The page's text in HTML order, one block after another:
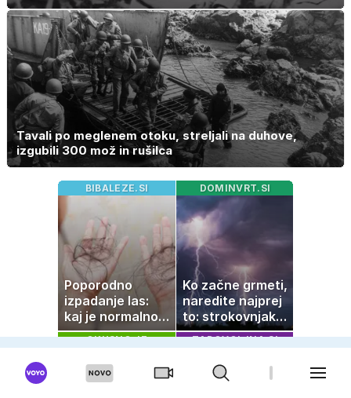
Tavali po meglenem otoku, streljali na duhove,
izgubili 300 mož in rušilca
BIBALEZE.SI
Poporodno
izpadanje las:
kaj je normalno
in kako si
pomagati
DOMINVRT.SI
Ko začne grmeti,
naredite najprej
to: strokovnjaki
opozarjajo na
pogosto napako
OKUSNO.JE ZADOVOLJNA.SI